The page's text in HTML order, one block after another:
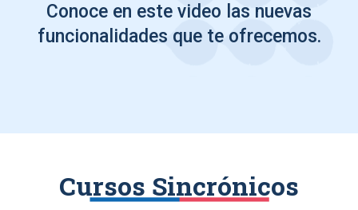
Conoce en este video las nuevas
funcionalidades que te ofrecemos.
Cursos Sincrónicos